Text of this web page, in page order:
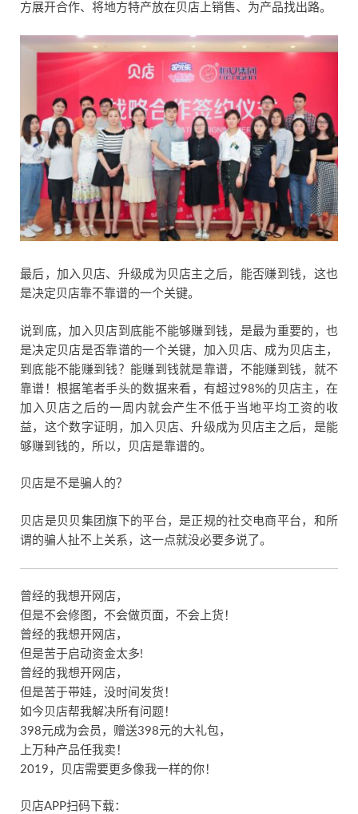
方展开合作、将地方特产放在贝店上销售、为产品找出路。
最后，加入贝店、升级成为贝店主之后，能否赚到钱，这也
是决定贝店靠不靠谱的一个关键。
说到底，加入贝店到底能不能够赚到钱，是最为重要的，也
是决定贝店是否靠谱的一个关键，加入贝店、成为贝店主，
到底能不能赚到钱？能赚到钱就是靠谱，不能赚到钱，就不
靠谱！根据笔者手头的数据来看，有超过98%的贝店主，在
加入贝店之后的一周内就会产生不低于当地平均工资的收
益，这个数字证明，加入贝店、升级成为贝店主之后，是能
够赚到钱的，所以，贝店是靠谱的。
贝店是不是骗人的？
贝店是贝贝集团旗下的平台，是正规的社交电商平台，和所
谓的骗人扯不上关系，这一点就没必要多说了。
曾经的我想开网店，
但是不会修图，不会做页面，不会上货！
曾经的我想开网店，
但是苦于启动资金太多!
曾经的我想开网店，
但是苦于带娃，没时间发货！
如今贝店帮我解决所有问题！
398元成为会员，赠送398元的大礼包，
上万种产品任我卖！
2019，贝店需要更多像我一样的你！
贝店APP扫码下载：